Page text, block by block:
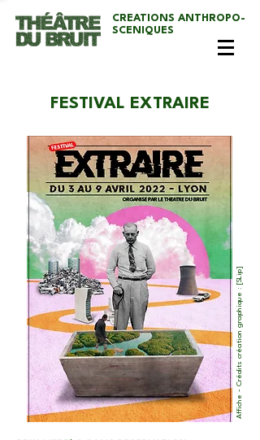
CREATIONS ANTHROPO-
SCENIQUES
FESTIVAL EXTRAIRE
Affiche - Crédits création graphique : [SLip]